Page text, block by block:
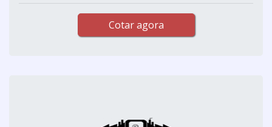
Cotar agora